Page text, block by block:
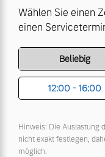
Wählen Sie einen
einen
Beliebig
12:00 - 16:00
Hinweis: Die Auslastung
nicht exakt festlegen,
möglich.